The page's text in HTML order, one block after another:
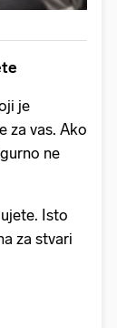
je
za vas. Ako
ne
Isto
za stvari